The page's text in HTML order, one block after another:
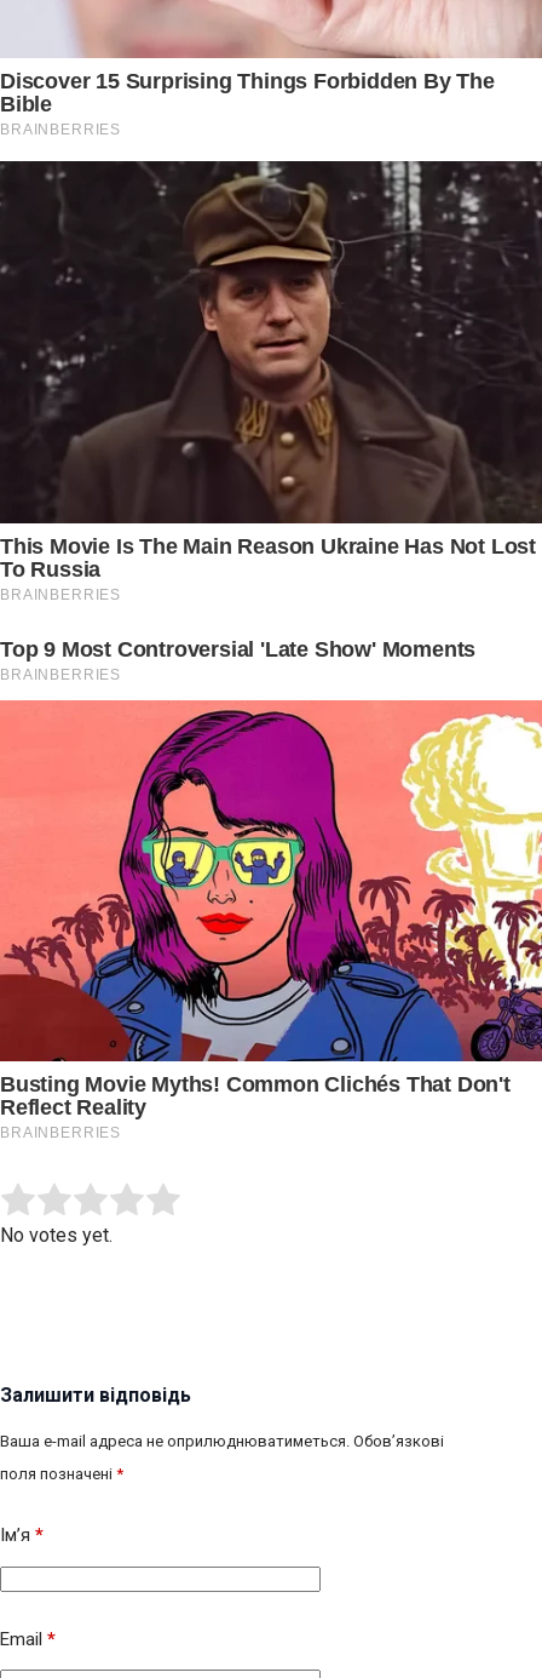
Rate this item:
No votes yet.
Залишити відповідь
Ваша e-mail адреса не оприлюднюватиметься. Обов’язкові
поля позначені *
Ім’я *
Email *